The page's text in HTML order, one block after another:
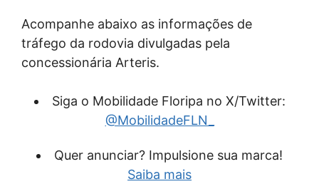
Acompanhe abaixo as informações de
tráfego da rodovia divulgadas pela
concessionária Arteris.
Siga o Mobilidade Floripa no X/Twitter:
@MobilidadeFLN_
Quer anunciar? Impulsione sua marca!
Saiba mais